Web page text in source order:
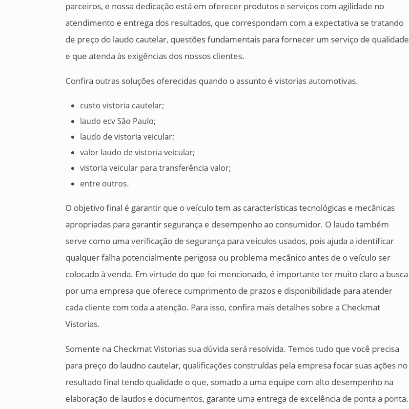
parceiros, e nossa dedicação está em oferecer produtos e serviços com agilidade no
atendimento e entrega dos resultados, que correspondam com a expectativa se tratando
de preço do laudo cautelar, questões fundamentais para fornecer um serviço de qualidade
e que atenda às exigências dos nossos clientes.
Confira outras soluções oferecidas quando o assunto é vistorias automotivas.
custo vistoria cautelar;
laudo ecv São Paulo;
laudo de vistoria veicular;
valor laudo de vistoria veicular;
vistoria veicular para transferência valor;
entre outros.
O objetivo final é garantir que o veículo tem as características tecnológicas e mecânicas
apropriadas para garantir segurança e desempenho ao consumidor. O laudo também
serve como uma verificação de segurança para veículos usados, pois ajuda a identificar
qualquer falha potencialmente perigosa ou problema mecânico antes de o veículo ser
colocado à venda. Em virtude do que foi mencionado, é importante ter muito claro a busca
por uma empresa que oferece cumprimento de prazos e disponibilidade para atender
cada cliente com toda a atenção. Para isso, confira mais detalhes sobre a Checkmat
Vistorias.
Somente na Checkmat Vistorias sua dúvida será resolvida. Temos tudo que você precisa
para preço do laudno cautelar, qualificações construídas pela empresa focar suas ações no
resultado final tendo qualidade o que, somado a uma equipe com alto desempenho na
elaboração de laudos e documentos, garante uma entrega de excelência de ponta a ponta.